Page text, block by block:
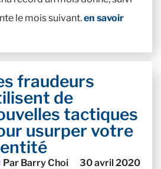
le mois suivant.en savoir
fraudeurs
de
tactiques
usurper votre
Par Barry Choi
30 avril 2020